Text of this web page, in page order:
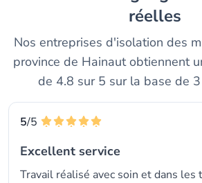
réelles
Nos entreprises d'isolation des
province de Hainaut obtiennent
de 4.8 sur 5 sur la base de
5/5
Excellent service
Travail réalisé avec soin et dans les